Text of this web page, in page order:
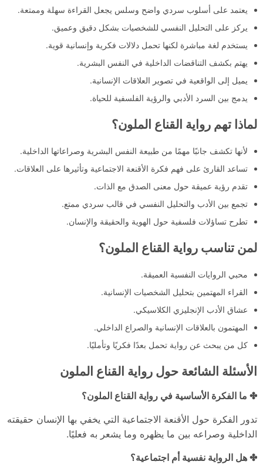
يعتمد على أسلوب سردي واضح وسلس يجعل القراءة سهلة وممتعة.
يركز على التحليل النفسي للشخصيات بشكل دقيق وعميق.
يستخدم لغة مباشرة لكنها تحمل دلالات فكرية وإنسانية قوية.
يهتم بكشف التناقضات الداخلية في النفس البشرية.
يميل إلى الواقعية في تصوير العلاقات الإنسانية.
يدمج بين السرد الأدبي والرؤية الفلسفية للحياة.
لماذا تهم رواية القناع الملون؟
لأنها تكشف جانبًا مهمًا من طبيعة النفس البشرية وصراعاتها الداخلية.
تساعد القارئ على فهم فكرة الأقنعة الاجتماعية وتأثيرها على العلاقات.
تقدم رؤية عميقة حول معنى الصدق مع الذات.
تجمع بين الأدب والتحليل النفسي في قالب سردي ممتع.
تطرح تساؤلات فلسفية حول الهوية والحقيقة والإنسان.
لمن تناسب رواية القناع الملون؟
محبي الروايات النفسية العميقة.
القراء المهتمين بتحليل الشخصيات الإنسانية.
عشاق الأدب الإنجليزي الكلاسيكي.
المهتمون بالعلاقات الإنسانية والصراع الداخلي.
كل من يبحث عن رواية تحمل بعدًا فكريًا وتأمليًا.
الأسئلة الشائعة حول رواية القناع الملون
✤ ما الفكرة الأساسية في رواية القناع الملون؟
تدور الفكرة حول الأقنعة الاجتماعية التي يخفي بها الإنسان حقيقته
الداخلية وصراعه بين ما يظهره وما يشعر به فعليًا.
✤ هل الرواية نفسية أم اجتماعية؟